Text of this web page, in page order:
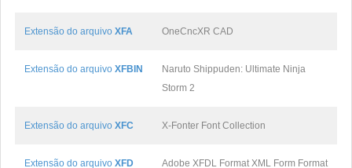
Extensão do arquivo XFA OneCncXR CAD
Extensão do arquivo XFBIN
Naruto Shippuden: Ultimate Ninja
Storm 2
Extensão do arquivo XFC X-Fonter Font Collection
Extensão do arquivo XFD Adobe XFDL Format XML Form Format